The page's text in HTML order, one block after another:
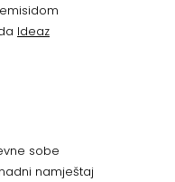
Ideaz
sobe
namještaj